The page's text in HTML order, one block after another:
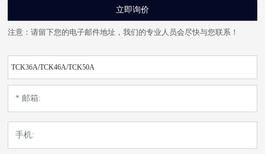
立即询价
注意：请留下您的电子邮件地址，我们的专业人员会尽快与您联系！
TCK36A/TCK46A/TCK50A